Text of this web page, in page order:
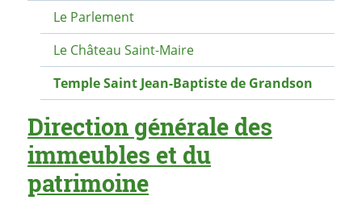
Le Parlement
Le Château Saint-Maire
Temple Saint Jean-Baptiste de Grandson
Direction générale des
immeubles et du
patrimoine